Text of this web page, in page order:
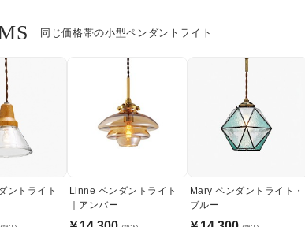
同じ価格帯の小型ペンダントライト
ントライト
Linne ペンダントライト
｜アンバー
Mary ペンダントライト・
ブルー